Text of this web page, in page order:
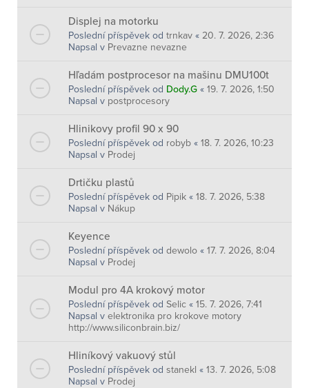
Displej na motorku
Poslední příspěvek od trnkav « 20. 7. 2026, 2:36
Napsal v Prevazne nevazne
Hľadám postprocesor na mašinu DMU100t
Poslední příspěvek od Dody.G « 19. 7. 2026, 1:50
Napsal v postprocesory
Hlinikovy profil 90 x 90
Poslední příspěvek od robyb « 18. 7. 2026, 10:23
Napsal v Prodej
Drtičku plastů
Poslední příspěvek od Pipik « 18. 7. 2026, 5:38
Napsal v Nákup
Keyence
Poslední příspěvek od dewolo « 17. 7. 2026, 8:04
Napsal v Prodej
Modul pro 4A krokový motor
Poslední příspěvek od Selic « 15. 7. 2026, 7:41
Napsal v elektronika pro krokove motory
http://www.siliconbrain.biz/
Hliníkový vakuový stůl
Poslední příspěvek od stanekl « 13. 7. 2026, 5:08
Napsal v Prodej